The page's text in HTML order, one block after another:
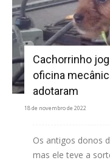
Cachorrinho
oficina
adotaram
18 de novembro de 2022
Os antigos donos
mas ele teve a